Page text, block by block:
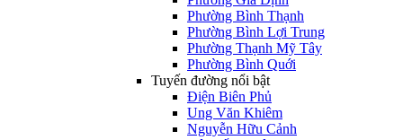
Phường Bình Thạnh
Phường Bình Lợi Trung
Phường Thạnh Mỹ Tây
Phường Bình Quới
Tuyến đường nổi bật
Điện Biên Phủ
Ung Văn Khiêm
Nguyễn Hữu Cảnh